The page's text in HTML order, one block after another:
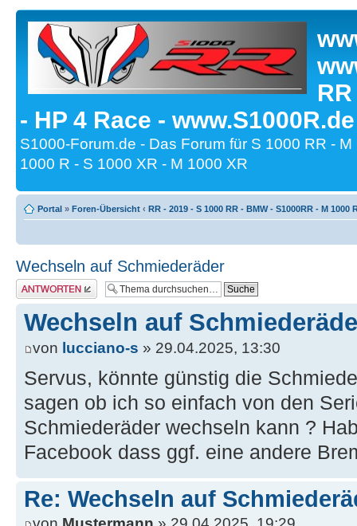
- HP 4 Race -
S1000-Forum.de - Das Forum für S 1000 RR -
1000 R - S 1000 XR - M 1000 XR
Portal » Foren-Übersicht ‹ RR - 2019 - S 1000 RR - BMW - S1000RR - M 1000
Wechseln auf Schmiederäder
Antwort erstellen
Wechseln auf
von lucciano-s » 29.04.2025, 13:30
Servus, könnte günstig die
sagen ob ich so einfach von den
Schmiederäder wechseln kann ?
Facebook dass ggf. eine andere
Re: Wechseln auf